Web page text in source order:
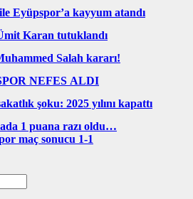
Eyüpspor’a kayyum atandı
Karan tutuklandı
Salah kararı!
NEFES ALDI
şoku: 2025 yılını kapattı
1 puana razı oldu…
maç sonucu 1-1